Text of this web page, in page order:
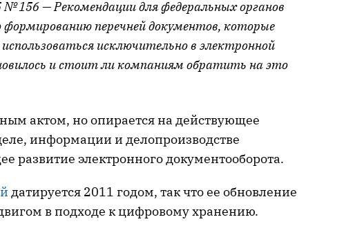
156 — Рекомендации для федеральных органов
перечней документов, которые
исключительно в электронной
и стоит ли компаниям обратить на это
актом, но опирается на действующее
информации и делопроизводстве
развитие электронного документооборота.
датируется 2011 годом, так что ее обновление
в подходе к цифровому хранению.